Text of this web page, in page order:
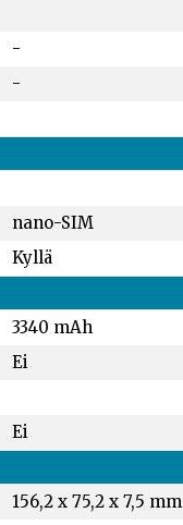
-
-
nano-SIM
Kyllä
3340 mAh
Ei
Ei
156,2 x 75,2 x 7,5 mm